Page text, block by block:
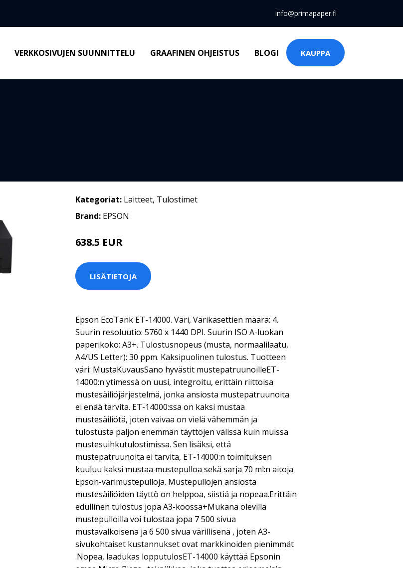
info@primapaper.fi
VERKKOSIVUJEN SUUNNITTELU GRAAFINEN OHJEISTUS BLOGI KAUPPA
Kategoriat: Laitteet, Tulostimet
Brand: EPSON
638.5 EUR
LISÄTIETOJA
Epson EcoTank ET-14000. Väri, Värikasettien määrä: 4.
Suurin resoluutio: 5760 x 1440 DPI. Suurin ISO A-luokan
paperikoko: A3+. Tulostusnopeus (musta, normaalilaatu,
A4/US Letter): 30 ppm. Kaksipuolinen tulostus. Tuotteen
väri: MustaKuvausSano hyvästit mustepatruunoilleET-
14000:n ytimessä on uusi, integroitu, erittäin riittoisa
mustesäiliöjärjestelmä, jonka ansiosta mustepatruunoita
ei enää tarvita. ET-14000:ssa on kaksi mustaa
mustesäiliötä, joten vaivaa on vielä vähemmän ja
tulostusta paljon enemmän täyttöjen välissä kuin muissa
mustesuihkutulostimissa. Sen lisäksi, että
mustepatruunoita ei tarvita, ET-14000:n toimituksen
kuuluu kaksi mustaa mustepulloa sekä sarja 70 ml:n aitoja
Epson-värimustepulloja. Mustepullojen ansiosta
mustesäiliöiden täyttö on helppoa, siistiä ja nopeaa.Erittäin
edullinen tulostus jopa A3-koossa+Mukana olevilla
mustepulloilla voi tulostaa jopa 7 500 sivua
mustavalkoisena ja 6 500 sivua värillisenä , joten A3-
sivukohtaiset kustannukset ovat markkinoiden pienimmät
.Nopea, laadukas lopputulosET-14000 käyttää Epsonin